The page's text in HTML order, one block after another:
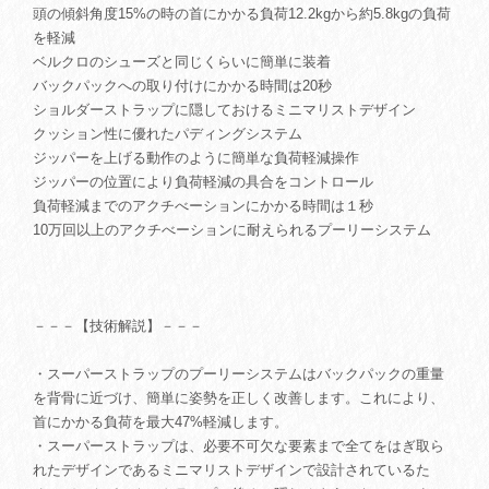
頭の傾斜角度15%の時の首にかかる負荷12.2kgから約5.8kgの負荷
を軽減
ベルクロのシューズと同じくらいに簡単に装着
バックパックへの取り付けにかかる時間は20秒
ショルダーストラップに隠しておけるミニマリストデザイン
クッション性に優れたパディングシステム
ジッパーを上げる動作のように簡単な負荷軽減操作
ジッパーの位置により負荷軽減の具合をコントロール
負荷軽減までのアクチべーションにかかる時間は１秒
10万回以上のアクチべーションに耐えられるプーリーシステム
－－－【技術解説】－－－
・スーパーストラップのプーリーシステムはバックパックの重量
を背骨に近づけ、簡単に姿勢を正しく改善します。これにより、
首にかかる負荷を最大47%軽減します。
・スーパーストラップは、必要不可欠な要素まで全てをはぎ取ら
れたデザインであるミニマリストデザインで設計されているた